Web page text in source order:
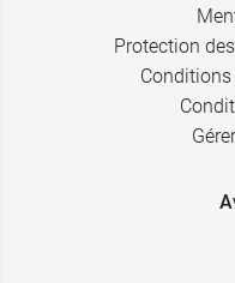
Protection
Conditions